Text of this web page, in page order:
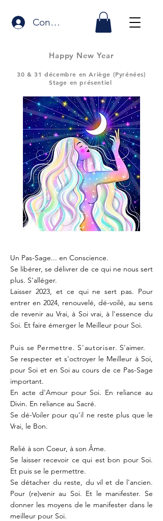
Connexion
Happy New Year
30 & 31 décembre en Ariège (Pyrénées)
Stage en présentiel
Un Pas-Sage... en Conscience.
Se libérer, se délivrer de ce qui ne nous sert
plus. S'alléger.
Laisser 2023, et ce qui ne sert pas. Pour
entrer en 2024, renouvelé, dé-voilé, au sens
de revenir au Vrai, à Soi vrai, à l'essence du
Soi. Et faire émerger le Meilleur pour Soi.
Puis se Permettre. S'autoriser. S'aimer.
Se respecter et s'octroyer le Meilleur à Soi,
pour Soi et en Soi au cours de ce Pas-Sage
important.
En acte d'Amour pour Soi. En reliance au
Divin. En reliance au Sacré.
Se dé-Voiler pour qu'il ne reste plus que le
Vrai, le Bon.
Relié à son Coeur, à son Âme.
Se laisser recevoir ce qui est bon pour Soi.
Et puis se le permettre.
Se détacher du reste, du vil et de l'ancien.
Pour (re)venir au Soi. Et le manifester. Se
donner les moyens de le manifester dans le
meilleur pour Soi.